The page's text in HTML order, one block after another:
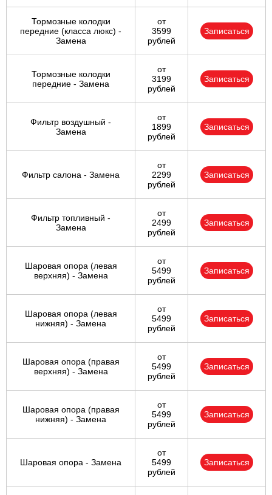
Тормозные колодки
передние (класса люкс) -
Замена
от
3599
рублей
Записаться
Тормозные колодки
передние - Замена
от
3199
рублей
Записаться
Фильтр воздушный -
Замена
от
1899
рублей
Записаться
Фильтр салона - Замена
от
2299
рублей
Записаться
Фильтр топливный -
Замена
от
2499
рублей
Записаться
Шаровая опора (левая
верхняя) - Замена
от
5499
рублей
Записаться
Шаровая опора (левая
нижняя) - Замена
от
5499
рублей
Записаться
Шаровая опора (правая
верхняя) - Замена
от
5499
рублей
Записаться
Шаровая опора (правая
нижняя) - Замена
от
5499
рублей
Записаться
Шаровая опора - Замена
от
5499
рублей
Записаться